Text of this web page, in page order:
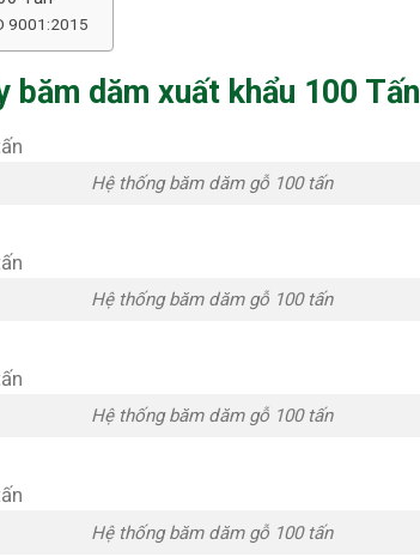
9001:2015
băm dăm xuất khẩu 100 Tấn
Hệ thống băm dăm gỗ 100 tấn
Hệ thống băm dăm gỗ 100 tấn
Hệ thống băm dăm gỗ 100 tấn
Hệ thống băm dăm gỗ 100 tấn